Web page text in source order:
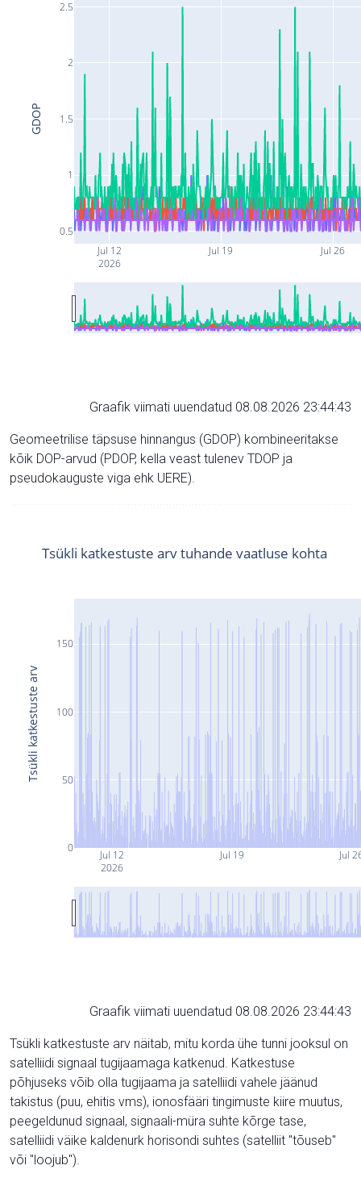
Jul 12
2026
Jul 19 Jul 26
0.5
1
1.5
2
2.5
GDOP
Graafik viimati uuendatud 08.08.2026 23:44:43
Geomeetrilise täpsuse hinnangus (GDOP) kombineeritakse
kõik DOP-arvud (PDOP, kella veast tulenev TDOP ja
pseudokauguste viga ehk UERE).
Jul 12
2026
Jul 19 Jul
0
50
100
150
Tsükli katkestuste arv tuhande vaatluse kohta
Tsükli katkestuste arv
Graafik viimati uuendatud 08.08.2026 23:44:43
Tsükli katkestuste arv näitab, mitu korda ühe tunni jooksul on
satelliidi signaal tugijaamaga katkenud. Katkestuse
põhjuseks võib olla tugijaama ja satelliidi vahele jäänud
takistus (puu, ehitis vms), ionosfääri tingimuste kiire muutus,
peegeldunud signaal, signaali-müra suhte kõrge tase,
satelliidi väike kaldenurk horisondi suhtes (satelliit "tõuseb"
või "loojub").